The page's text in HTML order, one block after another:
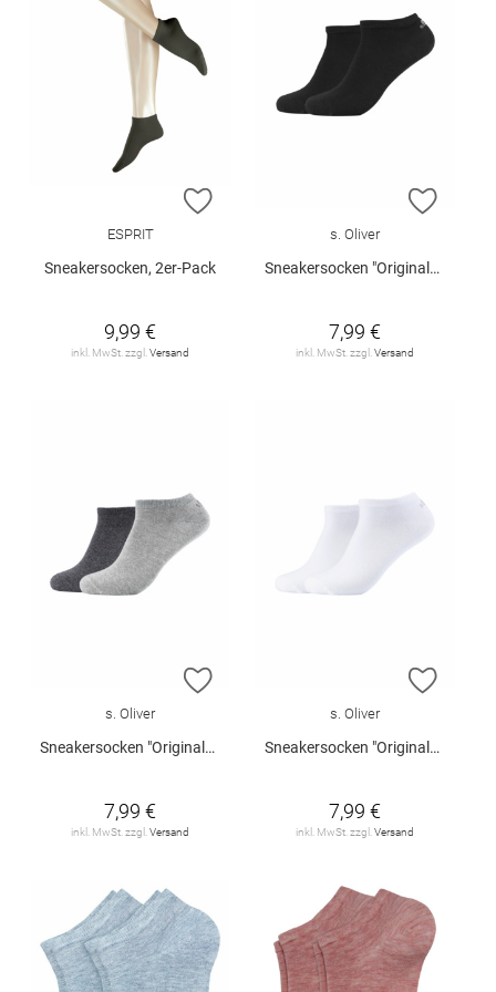
ZUR WUNSCHLISTE HINZUFÜGEN
ESPRIT
Sneakersocken, 2er-Pack
9,99 €
inkl. MwSt. zzgl. Versand
ZUR
s. Oliver
Sneakersocken "Originals Organic", 2er-Pack
7,99 €
inkl. MwSt. zzgl. Versand
ZUR WUNSCHLISTE HINZUFÜGEN
s. Oliver
Sneakersocken "Originals Organic", 2er-Pack
7,99 €
inkl. MwSt. zzgl. Versand
ZUR
s. Oliver
Sneakersocken "Originals Organic", 2er-Pack
7,99 €
inkl. MwSt. zzgl. Versand